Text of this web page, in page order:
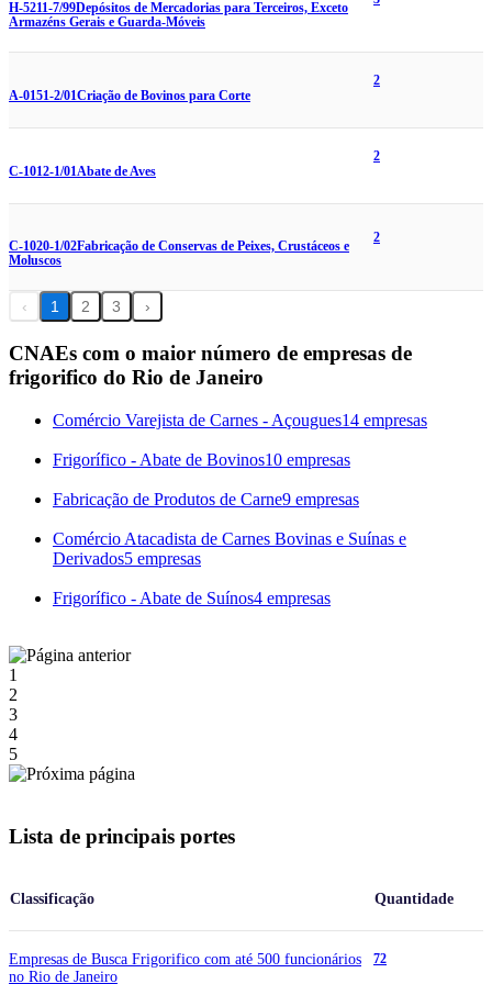
H-5211-7/99Depósitos de Mercadorias para Terceiros, Exceto
Armazéns Gerais e Guarda-Móveis
A-0151-2/01Criação de Bovinos para Corte
2
C-1012-1/01Abate de Aves
2
C-1020-1/02Fabricação de Conservas de Peixes, Crustáceos e
Moluscos
2
‹ 1 2 3 ›
CNAEs com o maior número de empresas de
frigorifico do Rio de Janeiro
Comércio Varejista de Carnes - Açougues14 empresas
Frigorífico - Abate de Bovinos10 empresas
Fabricação de Produtos de Carne9 empresas
Comércio Atacadista de Carnes Bovinas e Suínas e
Derivados5 empresas
Frigorífico - Abate de Suínos4 empresas
1
2
3
4
5
Lista de principais portes
Classificação Quantidade
Empresas de Busca Frigorifico com até 500 funcionários
no Rio de Janeiro
72